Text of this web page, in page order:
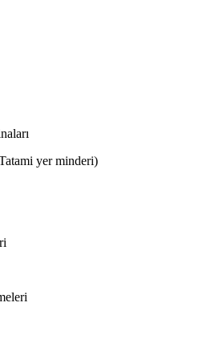
yer minderi)